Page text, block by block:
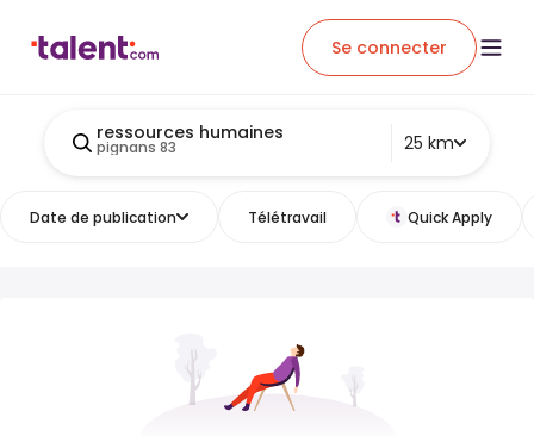
Se connecter
ressources humaines
pignans 83 25 km
Date de publication Télétravail Quick Apply